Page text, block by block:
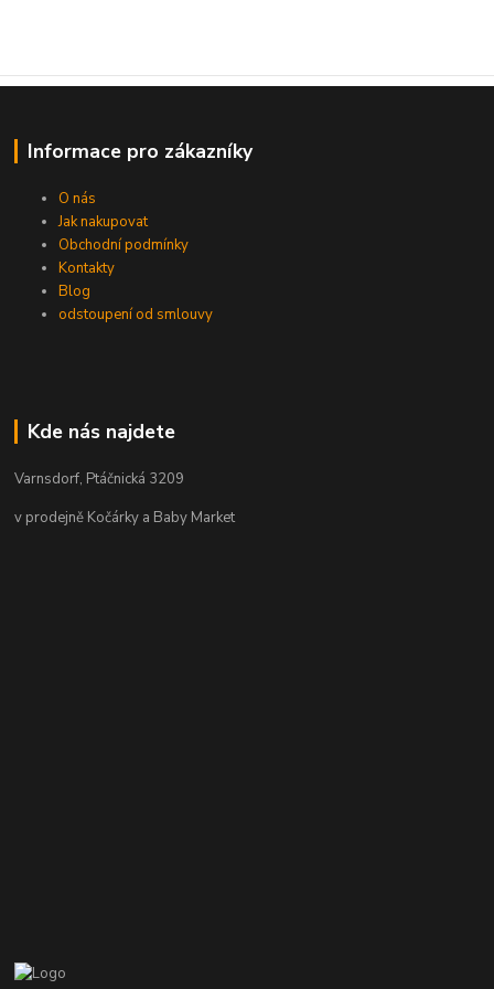
Informace pro zákazníky
O nás
Jak nakupovat
Obchodní podmínky
Kontakty
Blog
odstoupení od smlouvy
Kde nás najdete
Varnsdorf, Ptáčnická 3209
v prodejně Kočárky a Baby Market